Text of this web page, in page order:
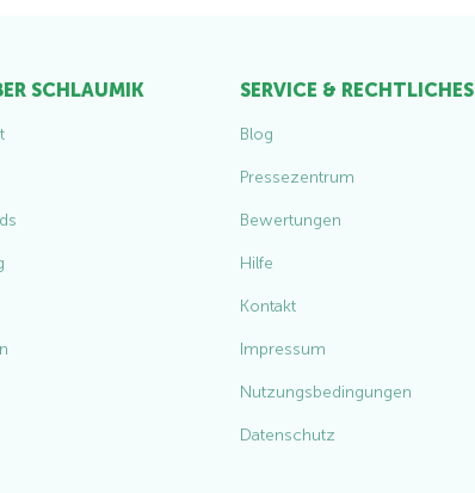
SCHLAUMIK SERVICE & RECHTLICHES
Blog
Pressezentrum
Bewertungen
Hilfe
Kontakt
Impressum
Nutzungsbedingungen
Datenschutz